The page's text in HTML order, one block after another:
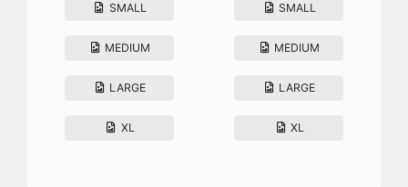
SMALL
MEDIUM
LARGE
XL
SMALL
MEDIUM
LARGE
XL